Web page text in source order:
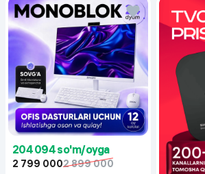
204 094 so'm/oyga
2 799 0002 899 000